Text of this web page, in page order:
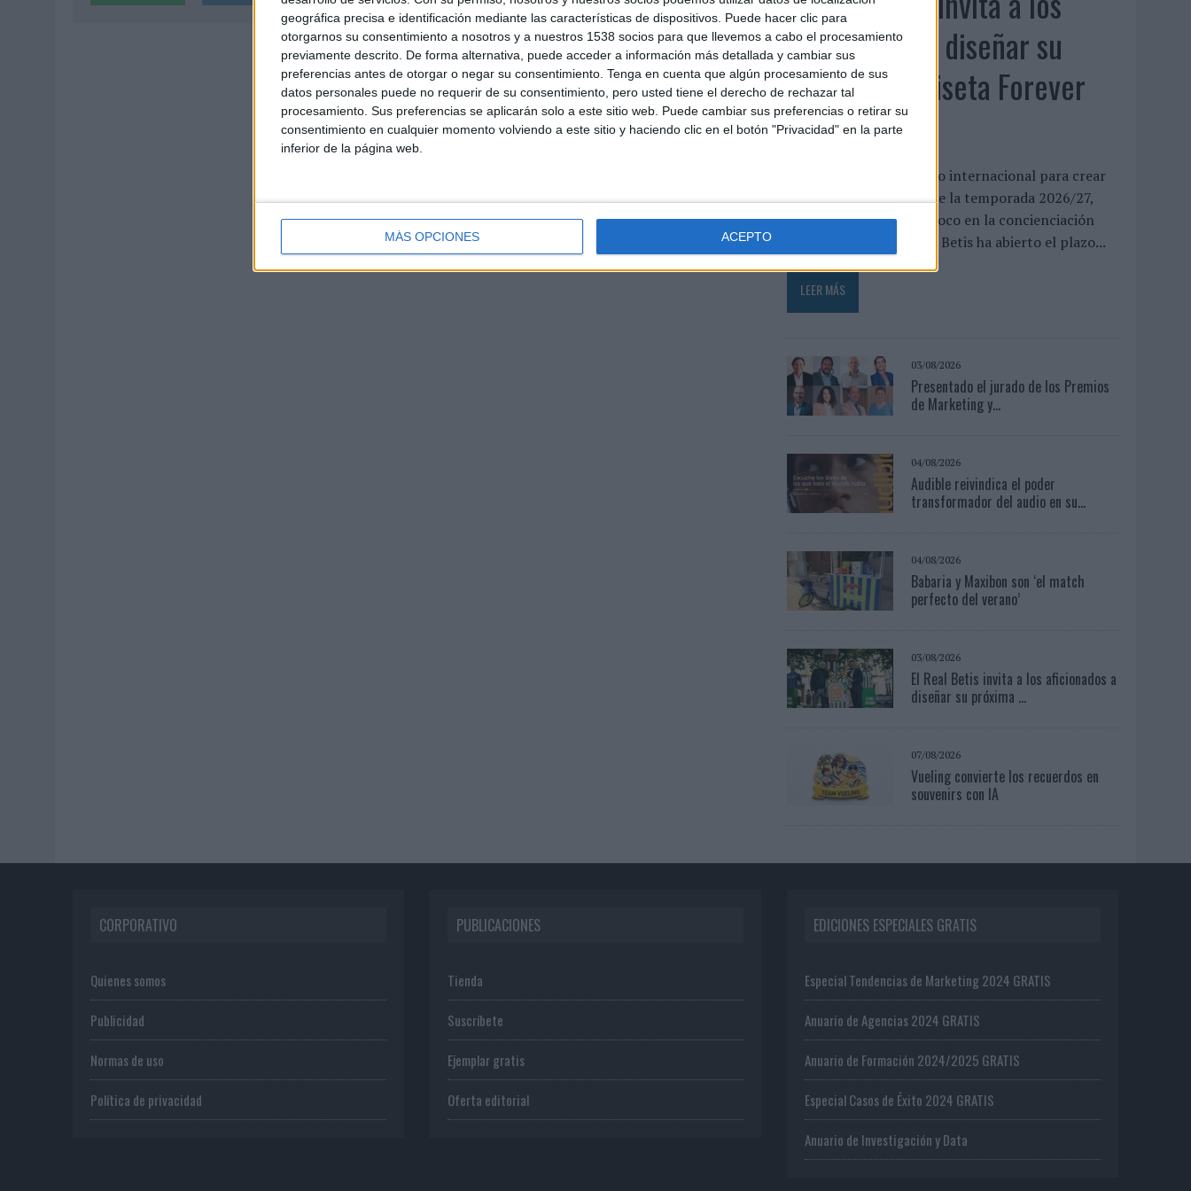
geográfica precisa e identificación mediante las características de dispositivos. Puede hacer clic para
otorgarnos su consentimiento a nosotros y a nuestros 1538 socios para que llevemos a cabo el procesamiento
previamente descrito. De forma alternativa, puede acceder a información más detallada y cambiar sus
preferencias antes de otorgar o negar su consentimiento. Tenga en cuenta que algún procesamiento de sus
datos personales puede no requerir de su consentimiento, pero usted tiene el derecho de rechazar tal
procesamiento. Sus preferencias se aplicarán solo a este sitio web. Puede cambiar sus preferencias o retirar su
consentimiento en cualquier momento volviendo a este sitio y haciendo clic en el botón "Privacidad" en la parte
inferior de la página web.
MÁS OPCIONES ACEPTO
aficionados a diseñar su
próxima camiseta Forever
Green
El club abre un concurso internacional para crear
la equipación especial de la temporada 2026/27,
que volverá a poner el foco en la concienciación
medioambiental El Real Betis ha abierto el plazo...
LEER MÁS
03/08/2026
Presentado el jurado de los Premios
de Marketing y...
04/08/2026
Audible reivindica el poder
transformador del audio en su...
04/08/2026
Babaria y Maxibon son ‘el match
perfecto del verano’
03/08/2026
El Real Betis invita a los aficionados a
diseñar su próxima ...
07/08/2026
Vueling convierte los recuerdos en
souvenirs con IA
CORPORATIVO
Quienes somos
Publicidad
Normas de uso
Política de privacidad
PUBLICACIONES
Tienda
Suscríbete
Ejemplar gratis
Oferta editorial
EDICIONES ESPECIALES GRATIS
Especial Tendencias de Marketing 2024 GRATIS
Anuario de Agencias 2024 GRATIS
Anuario de Formación 2024/2025 GRATIS
Especial Casos de Éxito 2024 GRATIS
Anuario de Investigación y Data